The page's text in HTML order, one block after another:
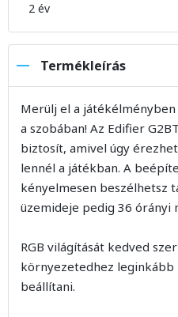
2 év
Termékleírás
Merülj el a
a szobában! Az Edifier
biztosít, amivel úgy
lennél a játékban. A
kényelmesen beszélhetsz
üzemideje pedig 36 órányi
RGB világítását kedved
környezetedhez leginkább
beállítani.